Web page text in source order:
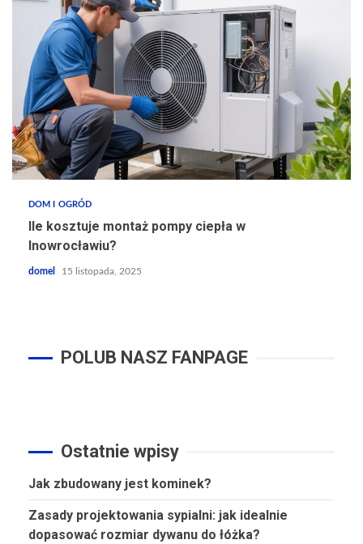
DOM I OGRÓD
Ile kosztuje montaż pompy ciepła w
Inowrocławiu?
domel 15 listopada, 2025
POLUB NASZ FANPAGE
Ostatnie wpisy
Jak zbudowany jest kominek?
Zasady projektowania sypialni: jak idealnie
dopasować rozmiar dywanu do łóżka?